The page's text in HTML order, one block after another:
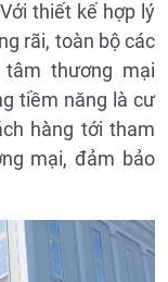
thiết kế hợp lý
rãi, toàn bộ các
thương mại
tiềm năng là cư
hàng tới tham
mại, đảm bảo